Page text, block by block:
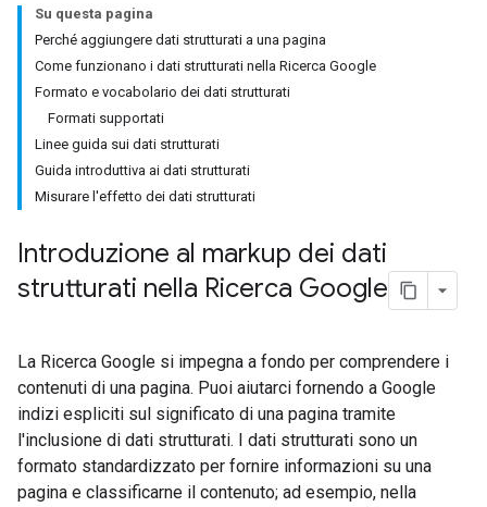
Su questa pagina
Perché aggiungere dati strutturati a una pagina
Come funzionano i dati strutturati nella Ricerca Google
Formato e vocabolario dei dati strutturati
Formati supportati
Linee guida sui dati strutturati
Guida introduttiva ai dati strutturati
Misurare l'effetto dei dati strutturati
Introduzione al markup dei dati
strutturati nella Ricerca Google
La Ricerca Google si impegna a fondo per comprendere i
contenuti di una pagina. Puoi aiutarci fornendo a Google
indizi espliciti sul significato di una pagina tramite
l'inclusione di dati strutturati. I dati strutturati sono un
formato standardizzato per fornire informazioni su una
pagina e classificarne il contenuto; ad esempio, nella